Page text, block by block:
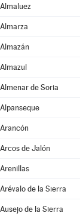
Almaluez
Almarza
Almazán
Almazul
Almenar de Soria
Alpanseque
Arancón
Arcos de Jalón
Arenillas
Arévalo de la Sierra
Ausejo de la Sierra